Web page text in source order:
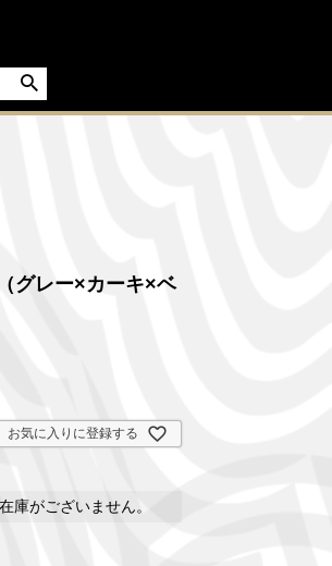
グレー×カーキ×ベ
お気に入りに登録する
庫がございません。